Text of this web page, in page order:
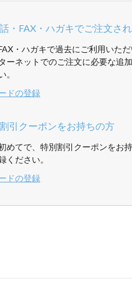
・FAX・ハガキでご注文さ
・ハガキで過去にご利用いた
ーネットでのご注文に必要な追
。
ドの登録
引クーポンをお持ちの方
めてで、特別割引クーポンをお
ください。
ドの登録